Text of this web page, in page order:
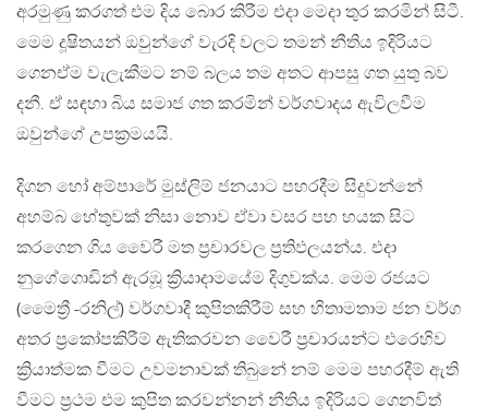
අරමුණු කරගත් එම දිය බොර කිරීම එදා මෙදා තුර කරමින් සිටී.
මෙම දූෂිතයන් ඔවුන්ගේ වැරදි වලට තමන් නීතිය ඉදිරියට
ගෙනඒම වැලැකීමට නම් බලය තම අතට ආපසු ගත යුතු බව
දනී. ඒ සඳහා බිය සමාජ ගත කරමින් වර්ගවාදය ඇවිලවීම
ඔවුන්ගේ උපක්‍රමයයි.
දිගන හෝ අම්පාරේ මුස්ලිම් ජනයාට පහරදීම සිදුවන්නේ
අහම්බ හේතුවක් නිසා නොව ඒවා වසර පහ හයක සිට
කරගෙන ගිය වෛරී මත ප්‍රචාරවල ප්‍රතිඵලයන්ය. එදා
නුගේගොඩින් ඇරඹූ ක්‍රියාදාමයේම දිගුවක්ය. මෙම රජයට
(මෛත්‍රී -රනිල්) වර්ගවාදී කුපිතකිරීම් සහ හිතාමතාම ජන වර්ග
අතර ප්‍රකෝපකිරීම් ඇතිකරවන වෛරී ප්‍රචාරයන්ට එරෙහිව
ක්‍රියාත්මක වීමට උවමනාවක් තිබුනේ නම් මෙම පහරදීම් ඇති
වීමට ප්‍රථම එම කුපිත කරවන්නන් නීතිය ඉදිරියට ගෙනවිත්